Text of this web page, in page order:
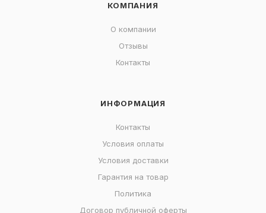
КОМПАНИЯ
О компании
Отзывы
Контакты
ИНФОРМАЦИЯ
Контакты
Условия оплаты
Условия доставки
Гарантия на товар
Политика
Договор публичной оферты